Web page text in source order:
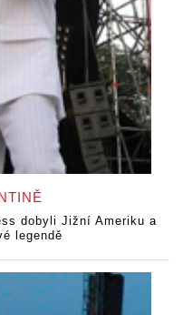
dobyli Jižní Ameriku a
legendě